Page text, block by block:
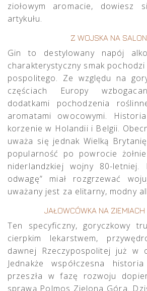
ziołowym aromacie, dowiesz
artykułu.
Z WOJSKA NA
Gin to destylowany napój
charakterystyczny smak
pospolitego. Ze względu na
częściach Europy
dodatkami pochodzenia
aromatami owocowymi.
korzenie w Holandii i Belgii.
uważa się jednak Wielką
popularność po powrocie
niderlandzkiej wojny 80-letniej.
odwagę” miał rozgrzewać
uważany jest za elitarny, modny
JAŁOWCÓWKA NA ZIEMIACH
Ten specyficzny, goryczkowy
cierpkim lekarstwem,
dawnej Rzeczypospolitej już w
Jednakże współczesna
przeszła w fazę rozwoju
sprawą Polmos Zielona Góra.